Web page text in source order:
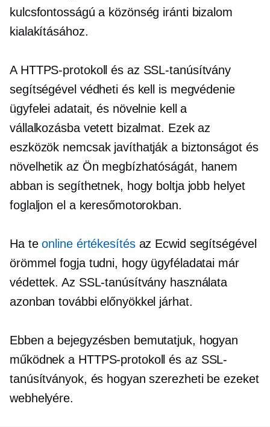
kulcsfontosságú a közönség iránti bizalom
kialakításához.
A HTTPS-protokoll és az SSL-tanúsítvány
segítségével védheti és kell is megvédenie
ügyfelei adatait, és növelnie kell a
vállalkozásba vetett bizalmat. Ezek az
eszközök nemcsak javíthatják a biztonságot és
növelhetik az Ön megbízhatóságát, hanem
abban is segíthetnek, hogy boltja jobb helyet
foglaljon el a keresőmotorokban.
Ha teonline értékesítésaz Ecwid segítségével
örömmel fogja tudni, hogy ügyféladatai már
védettek. Az SSL-tanúsítvány használata
azonban további előnyökkel járhat.
Ebben a bejegyzésben bemutatjuk, hogyan
működnek a HTTPS-protokoll és az SSL-
tanúsítványok, és hogyan szerezheti be ezeket
webhelyére.